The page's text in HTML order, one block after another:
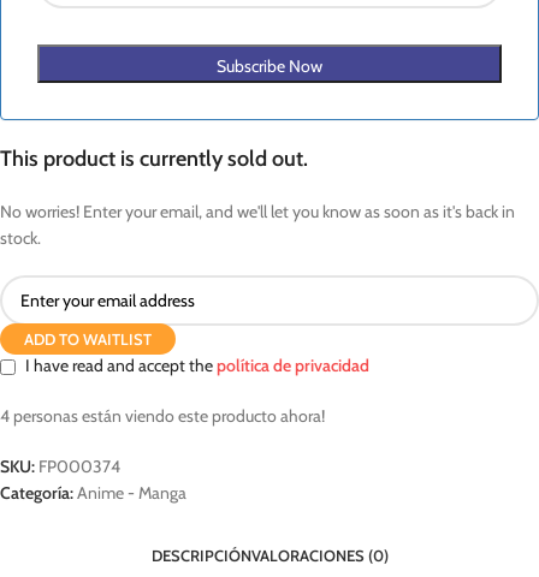
Subscribe Now
This product is currently sold out.
No worries! Enter your email, and we'll let you know as soon as it's back in
stock.
ADD TO WAITLIST
I have read and accept thepolítica de privacidad
4 personas están viendo este producto ahora!
SKU: FP000374
Categoría:Anime - Manga
DESCRIPCIÓNVALORACIONES (0)